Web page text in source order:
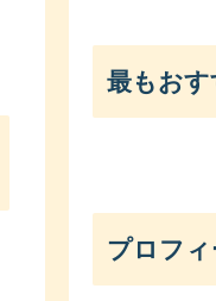
最もおす
プロフ